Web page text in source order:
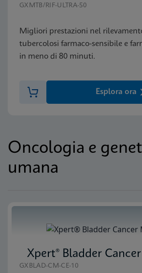
GXMTB/RIF-ULTRA-50
Migliori prestazioni nel
tubercolosi farmaco-sensibile e
in meno di 80 minuti.
Esplora ora
Oncologia e
umana
Xpert® Bladder
GXBLAD-CM-CE-10